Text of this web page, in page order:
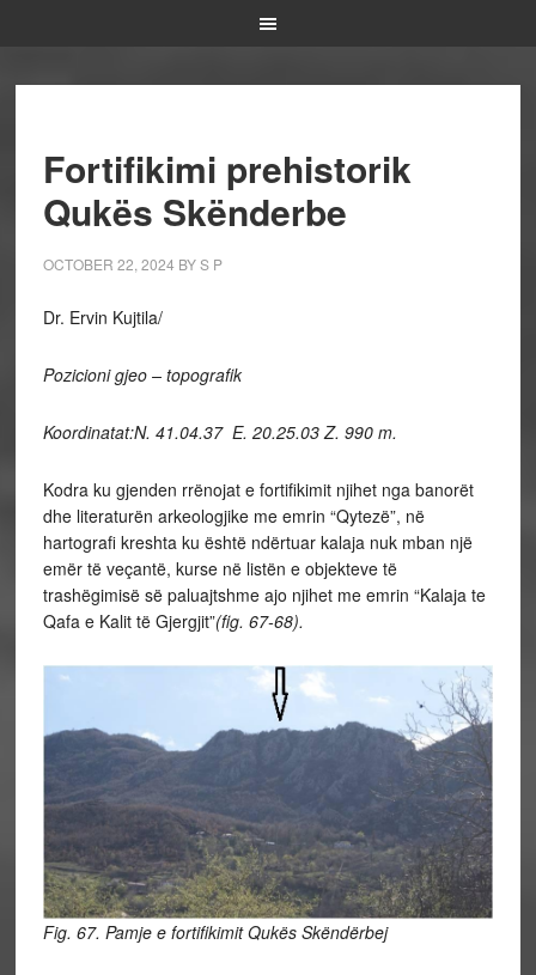
Fortifikimi prehistorik
Qukës Skënderbe
OCTOBER 22, 2024 BYS P
Dr. Ervin Kujtila/
Pozicioni gjeo – topografik
Koordinatat:N. 41.04.37 E. 20.25.03 Z. 990 m.
Kodra ku gjenden rrënojat e fortifikimit njihet nga banorët
dhe literaturën arkeologjike me emrin “Qytezë”, në
hartografi kreshta ku është ndërtuar kalaja nuk mban një
emër të veçantë, kurse në listën e objekteve të
trashëgimisë së paluajtshme ajo njihet me emrin “Kalaja te
Qafa e Kalit të Gjergjit”(fig. 67-68).
Fig. 67. Pamje e fortifikimit Qukës Skëndërbej